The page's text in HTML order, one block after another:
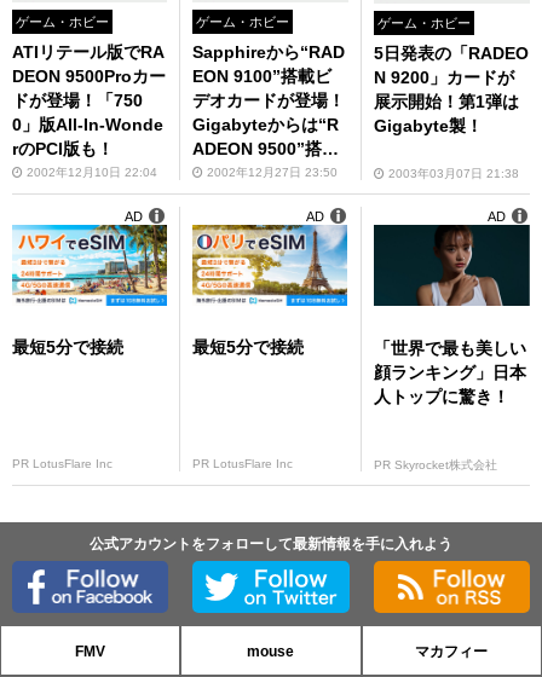
ゲーム・ホビー
ATIリテール版でRA
DEON 9500Proカー
ドが登場！「750
0」版All-In-Wonde
rのPCI版も！
2002年12月10日 22:04
ゲーム・ホビー
Sapphireから“RAD
EON 9100”搭載ビ
デオカードが登場！
Gigabyteからは“R
ADEON 9500”搭載
製品も！
2002年12月27日 23:50
ゲーム・ホビー
5日発表の「RADEO
N 9200」カードが
展示開始！第1弾は
Gigabyte製！
2003年03月07日 21:38
最短5分で接続
PR LotusFlare Inc
AD
最短5分で接続
PR LotusFlare Inc
AD
「世界で最も美しい
顔ランキング」日本
人トップに驚き！
PR Skyrocket株式会社
AD
公式アカウントをフォローして最新情報を手に入れよう
FMV mouse マカフィー